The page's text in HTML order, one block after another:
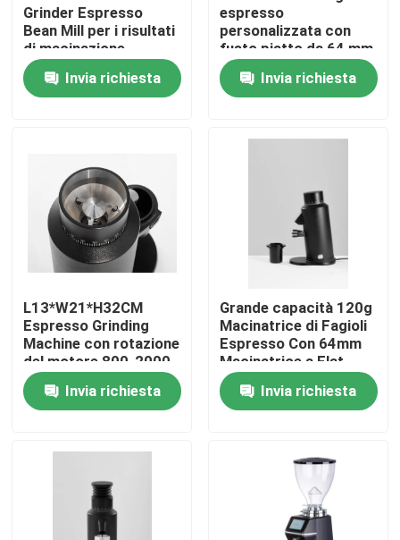
Casa
Prodotti
Circa noi
Giro della fabbrica
Controllo di qualità
Contattici
Burr Coffee Grinder
Grinder Espresso
Bean Mill per i risultati
di macinazione
Invia richiesta
espresso
personalizzata con
fusto piatto da 64 mm
e capacità di 120 g
Invia richiesta
L13*W21*H32CM
Espresso Grinding
Machine con rotazione
del motore 800-2000
rulli/minuto
Invia richiesta
Grande capacità 120g
Macinatrice di Fagioli
Espresso Con 64mm
Macinatrice a Flat
Burr E 300W di
PotenzaInvia richiesta